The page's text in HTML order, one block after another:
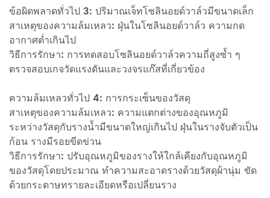
ข้อผิดพลาดทั่วไป 3: ปริมาณเจ็ทโซลินอยด์วาล์วมีขนาดเล็ก
สาเหตุของความล้มเหลว: ฝุ่นในโซลินอยด์วาล์ว ความกด
อากาศต่ำเกินไป
วิธีการรักษา: การทดสอบโซลินอยด์วาล์วความถี่สูงซ้ำ ๆ
ตรวจสอบเกจวัดแรงดันและวงจรแก๊สที่เกี่ยวข้อง
ความล้มเหลวทั่วไป 4: การกระเซ็นของวัสดุ
สาเหตุของความล้มเหลว: ความแตกต่างของอุณหภูมิ
ระหว่างวัสดุกับรางน้ำมีขนาดใหญ่เกินไป ฝุ่นในรางจับตัวเป็น
ก้อน รางมีรอยขีดข่วน
วิธีการรักษา: ปรับอุณหภูมิของรางให้ใกล้เคียงกับอุณหภูมิ
ของวัสดุโดยประมาณ ทำความสะอาดรางด้วยวัสดุผ้านุ่ม ขัด
ด้วยกระดาษทรายละเอียดหรือเปลี่ยนราง